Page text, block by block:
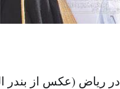
ریاض (عکس از بندر